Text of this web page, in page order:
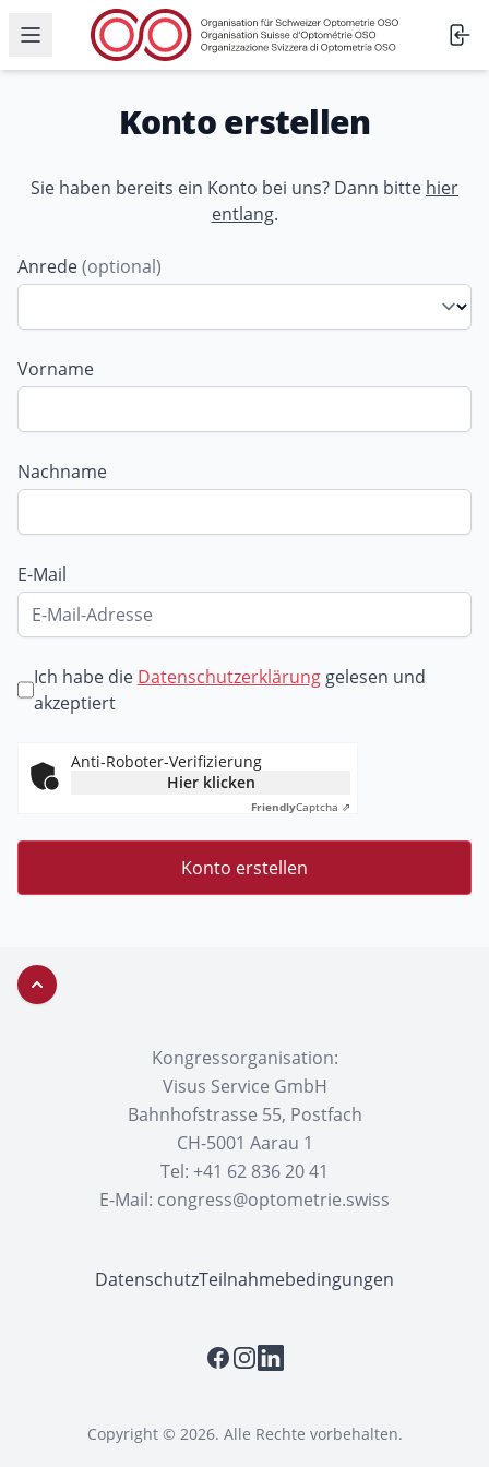
Menü öffnen
Konto erstellen
Sie haben bereits ein Konto bei uns? Dann bitte hier
entlang.
Anrede(optional)
Vorname
Nachname
E-Mail
Ich habe die Datenschutzerklärunggelesen und
akzeptiert
Anti-Roboter-Verifizierung
Hier klicken
FriendlyCaptcha ⇗
Konto erstellen
Zurück nach oben
Kongressorganisation:
Visus Service GmbH
Bahnhofstrasse 55, Postfach
CH-5001 Aarau 1
Tel: +41 62 836 20 41
E-Mail: congress@optometrie.swiss
DatenschutzTeilnahmebedingungen
Facebook
Instagram
LinkedIn
Copyright © 2026. Alle Rechte vorbehalten.